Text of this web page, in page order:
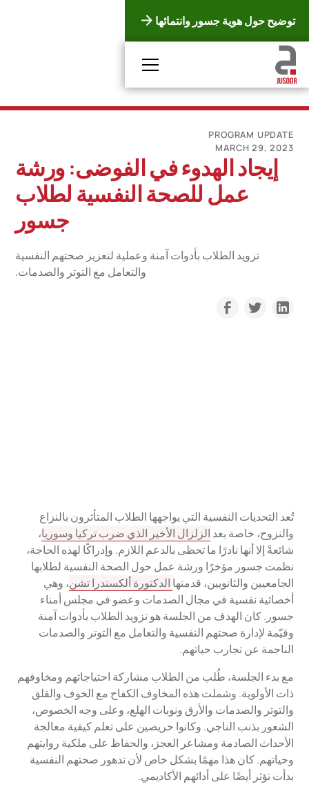
توضيح حول هوية جسور وانتمائها
PROGRAM UPDATE
MARCH 29, 2023
إيجاد الهدوء في الفوضى: ورشة
عمل للصحة النفسية لطلاب
جسور
تزويد الطلاب بأدوات آمنة وعملية لتعزيز صحتهم النفسية
والتعامل مع التوتر والصدمات.
تُعد التحديات النفسية التي يواجهها الطلاب المتأثرون بالنزاع
والنزوح، خاصة بعد الزلزال الأخير الذي ضرب تركيا وسوريا،
شائعةً إلا أنها نادرًا ما تحظى بالدعم اللازم. وإدراكًا لهذه الحاجة،
نظمت جسور مؤخرًا ورشة عمل حول الصحة النفسية لطلابها
الجامعيين والثانويين، قدمتها الدكتورة ألكسندرا تشن، وهي
أخصائية نفسية في مجال الصدمات وعضو في مجلس أمناء
جسور. كان الهدف من الجلسة هو تزويد الطلاب بأدوات آمنة
وقيّمة لإدارة صحتهم النفسية والتعامل مع التوتر والصدمات
الناجمة عن تجارب حياتهم.
مع بدء الجلسة، طُلب من الطلاب مشاركة احتياجاتهم ومخاوفهم
ذات الأولوية. وشملت هذه المخاوف الكفاح مع الخوف والقلق
والتوتر والصدمات والأرق ونوبات الهلع، وعلى وجه الخصوص،
الشعور بذنب الناجي. وكانوا حريصين على تعلم كيفية معالجة
الأحداث الصادمة ومشاعر العجز، والحفاظ على ملكية روايتهم
وحياتهم. كان هذا مهمًا بشكل خاص لأن تدهور صحتهم النفسية
بدأت تؤثر أيضًا على أدائهم الأكاديمي.